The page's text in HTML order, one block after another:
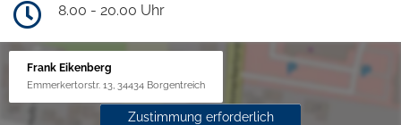
8.00 - 20.00 Uhr
Frank Eikenberg
Emmerkertorstr. 13, 34434 Borgentreich
Zustimmung erforderlich